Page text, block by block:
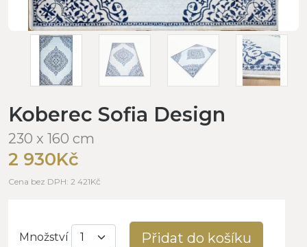
Koberec Sofia Design
230 x 160 cm
2 930Kč
Cena bez DPH: 2 421Kč
Množství Přidat do košíku